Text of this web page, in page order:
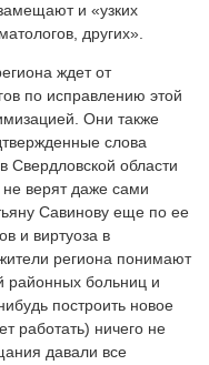
и «узких
других».
ждет от
по исправлению этой
Они также
слова
Свердловской области
не верят даже сами
Савинову еще по ее
и виртуоза в
региона понимают
районных больниц и
построить новое
работать) ничего не
давали все